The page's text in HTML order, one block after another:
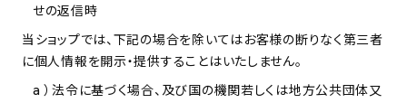
キッチン
せの返信時
当ショップでは、下記の場合を除いてはお客様の断りなく第三者
に個人情報を開示・提供することはいたしません。
a ）法令に基づく場合、及び国の機関若しくは地方公共団体又